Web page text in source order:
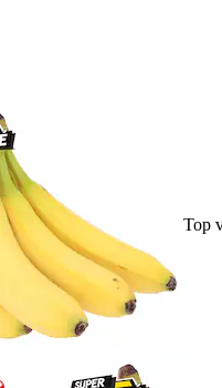
Top